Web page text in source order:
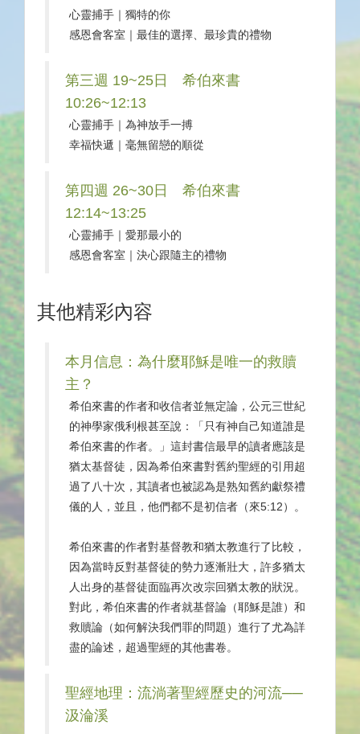
心靈捕手｜獨特的你
感恩會客室｜最佳的選擇、最珍貴的禮物
第三週 19~25日 希伯來書
10:26~12:13
心靈捕手｜為神放手一搏
幸福快遞｜毫無留戀的順從
第四週 26~30日 希伯來書
12:14~13:25
心靈捕手｜愛那最小的
感恩會客室｜決心跟隨主的禮物
其他精彩內容
本月信息：為什麼耶穌是唯一的救贖
主？
希伯來書的作者和收信者並無定論，公元三世紀
的神學家俄利根甚至說：「只有神自己知道誰是
希伯來書的作者。」這封書信最早的讀者應該是
猶太基督徒，因為希伯來書對舊約聖經的引用超
過了八十次，其讀者也被認為是熟知舊約獻祭禮
儀的人，並且，他們都不是初信者（來5:12）。
希伯來書的作者對基督教和猶太教進行了比較，
因為當時反對基督徒的勢力逐漸壯大，許多猶太
人出身的基督徒面臨再次改宗回猶太教的狀況。
對此，希伯來書的作者就基督論（耶穌是誰）和
救贖論（如何解決我們罪的問題）進行了尤為詳
盡的論述，超過聖經的其他書卷。
聖經地理：流淌著聖經歷史的河流──
汲淪溪